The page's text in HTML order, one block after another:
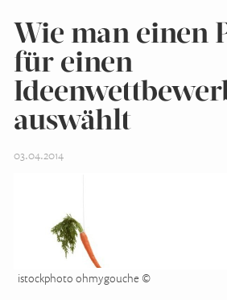
Wie man einen
für einen
auswählt
03.04.2014
istockphoto ohmygouche ©